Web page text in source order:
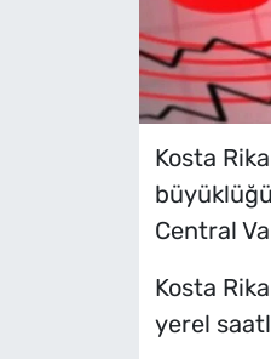
Kosta
Central
Kosta
yerel